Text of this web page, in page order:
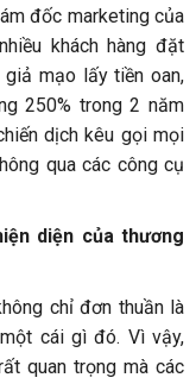
đốc marketing của
khách hàng đặt
mạo lấy tiền oan,
250% trong 2 năm
dịch kêu gọi mọi
qua các công cụ
diện của thương
chỉ đơn thuần là
cái gì đó. Vì vậy,
quan trọng mà các